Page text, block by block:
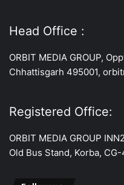
Head Office :
ORBIT MEDIA GROUP,
Chhattisgarh 495001,
Registered Office:
ORBIT MEDIA GROUP
Old Bus Stand, Korba,